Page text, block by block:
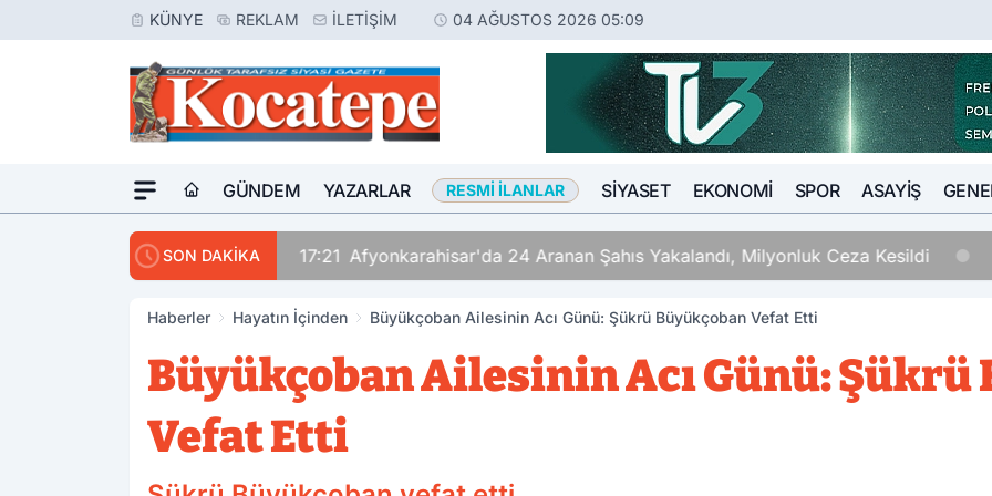
KÜNYE REKLAM İLETIŞIM 04 AĞUSTOS 2026 05:09
GÜNDEM YAZARLAR RESMI İLANLAR SIYASET EKONOMI SPOR ASAYIŞ
SON DAKİKA 17:21 Afyonkarahisar'da 24 Aranan Şahıs Yakalandı, Milyonluk Ceza Kesildi
Haberler Hayatın İçinden Büyükçoban Ailesinin Acı Günü: Şükrü Büyükçoban Vefat Etti
Büyükçoban Ailesinin Acı Günü: Şükrü
Vefat Etti